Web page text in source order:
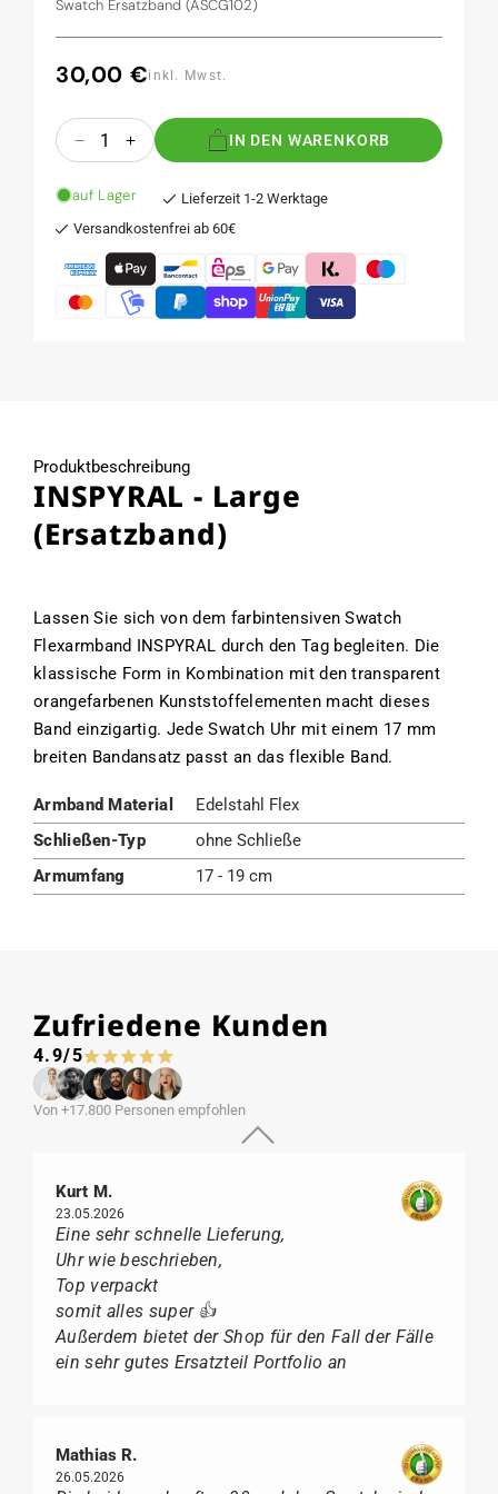
Swatch Ersatzband (ASCG102)
Normaler
30,00 €inkl. Mwst.
Anzahl
Verringere
Menge
für
-
Large
(Ersatzband)
Erhöhe
Menge
für
-
Large
(Ersatzband)
IN DEN WARENKORB
auf Lager
Lieferzeit 1-2 Werktage
Versandkostenfrei ab 60€
Produktbeschreibung
INSPYRAL - Large
(Ersatzband)
Lassen Sie sich von dem farbintensiven Swatch
Flexarmband INSPYRAL durch den Tag begleiten. Die
klassische Form in Kombination mit den transparent
orangefarbenen Kunststoffelementen macht dieses
Band einzigartig. Jede Swatch Uhr mit einem 17 mm
breiten Bandansatz passt an das flexible Band.
Armband Material
Edelstahl Flex
Schließen-Typ
ohne Schließe
Armumfang
17 - 19 cm
Zufriedene Kunden
4.9/5
Von +17.800 Personen empfohlen
Kurt M.
23.05.2026
Eine sehr schnelle Lieferung,
Uhr wie beschrieben,
Top verpackt
somit alles super 👍
Außerdem bietet der Shop für den Fall der Fälle
ein sehr gutes Ersatzteil Portfolio an
Mathias R.
26.05.2026